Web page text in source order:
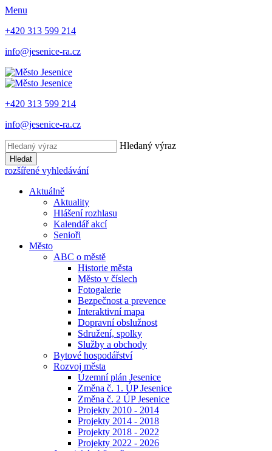
Menu
+420 313 599 214
info@jesenice-ra.cz
+420 313 599 214
info@jesenice-ra.cz
Hledaný výraz
Hledat
rozšířené vyhledávání
Aktuálně
Aktuality
Hlášení rozhlasu
Kalendář akcí
Senioři
Město
ABC o městě
Historie města
Město v číslech
Fotogalerie
Bezpečnost a prevence
Interaktivní mapa
Dopravní obslužnost
Sdružení, spolky
Služby a obchody
Bytové hospodářství
Rozvoj města
Územní plán Jesenice
Změna č. 1. ÚP Jesenice
Změna č. 2 ÚP Jesenice
Projekty 2010 - 2014
Projekty 2014 - 2018
Projekty 2018 - 2022
Projekty 2022 - 2026